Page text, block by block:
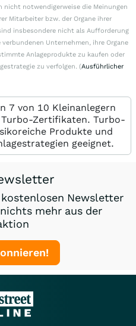
notwendigerweise die Meinungen
Mitarbeiter bzw. der Organe ihrer
insbesondere nicht als Aufforderung
Unternehmen, ihre Organe
Anlageprodukte zu kaufen oder
zu verfolgen. (Ausführlicher
7 von 10 Kleinanlegern
Zertifikaten. Turbo-
Produkte und
geeignet.
Newsletter
mehr aus der